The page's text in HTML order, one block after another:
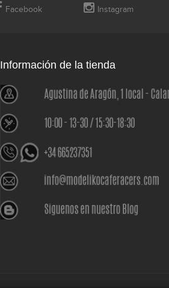
Facebook Instagram
Información de la tienda